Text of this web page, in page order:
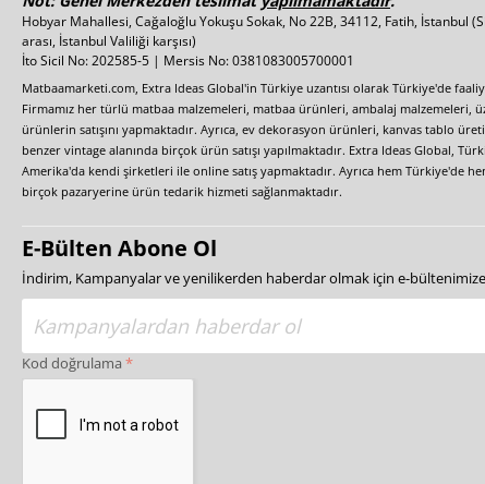
Hobyar Mahallesi, Cağaloğlu Yokuşu Sokak, No 22B, 34112, Fatih, İstanbul
arası, İstanbul Valiliği karşısı)
İto Sicil No: 202585-5 | Mersis No: 0381083005700001
Matbaamarketi.com, Extra Ideas Global'in Türkiye uzantısı olarak Türkiye'de
Firmamız her türlü matbaa malzemeleri, matbaa ürünleri, ambalaj malzemeleri,
ürünlerin satışını yapmaktadır. Ayrıca, ev dekorasyon ürünleri, kanvas tablo
benzer vintage alanında birçok ürün satışı yapılmaktadır. Extra Ideas Global,
Amerika'da kendi şirketleri ile online satış yapmaktadır. Ayrıca hem Türkiye'de
birçok pazaryerine ürün tedarik hizmeti sağlanmaktadır.
E-Bülten Abone Ol
İndirim, Kampanyalar ve yenilikerden haberdar olmak için e-
Kod doğrulama